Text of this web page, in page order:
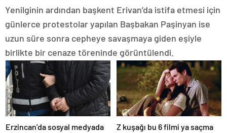
Yenilginin ardından başkent Erivan’da istifa etmesi için
günlerce protestolar yapılan Başbakan Paşinyan ise
uzun süre sonra cepheye savaşmaya giden eşiyle
birlikte bir cenaze töreninde görüntülendi.
Erzincan’da sosyal medyada
Z kuşağı bu 6 filmi ya saçma